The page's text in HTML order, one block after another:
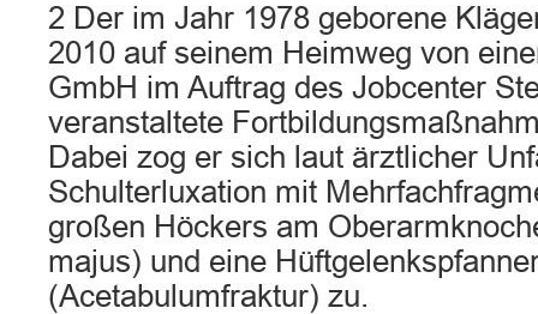
2 Der im Jahr 1978 geborene
2010 auf seinem Heimweg von
GmbH im Auftrag des Jobcenter
veranstaltete
Dabei zog er sich laut ärztlicher
Schulterluxation mit
großen Höckers am
majus) und eine
(Acetabulumfraktur) zu.